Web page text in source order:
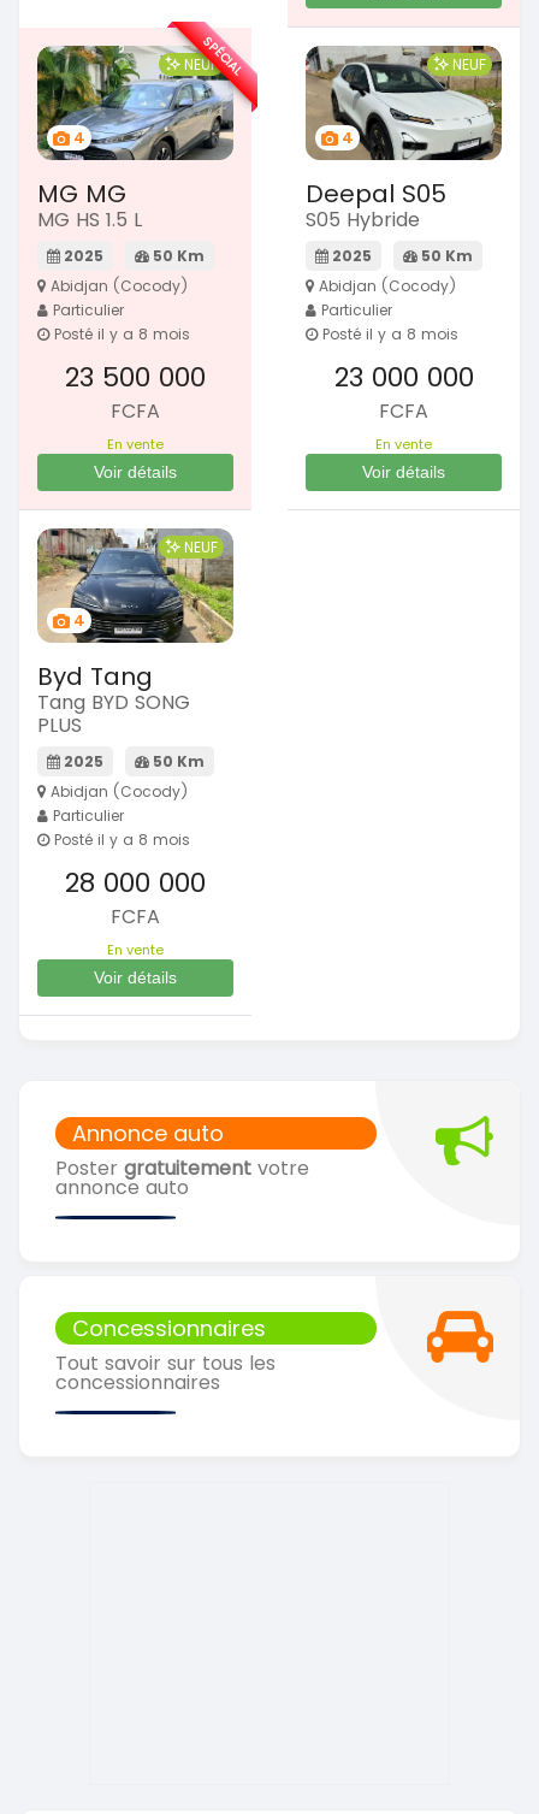
Annonce auto
Poster gratuitement votre
annonce auto
Concessionnaires
Tout savoir sur tous les
concessionnaires
4
NEUF
MG MG
MG HS 1.5 L
2025
50 Km
Abidjan (Cocody)
Particulier
Posté il y a 8 mois
23 500 000
FCFA
En vente
Voir détails
SPÉCIAL
4
NEUF
Deepal S05
S05 Hybride
2025
50 Km
Abidjan (Cocody)
Particulier
Posté il y a 8 mois
23 000 000
FCFA
En vente
Voir détails
4
NEUF
Byd Tang
Tang BYD SONG
PLUS
2025
50 Km
Abidjan (Cocody)
Particulier
Posté il y a 8 mois
28 000 000
FCFA
En vente
Voir détails